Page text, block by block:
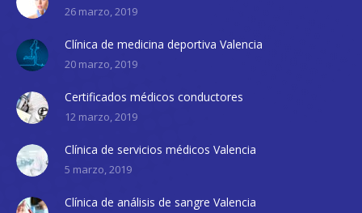
26 marzo, 2019
Clínica de medicina deportiva Valencia
20 marzo, 2019
Certificados médicos conductores
12 marzo, 2019
Clínica de servicios médicos Valencia
5 marzo, 2019
Clínica de análisis de sangre Valencia